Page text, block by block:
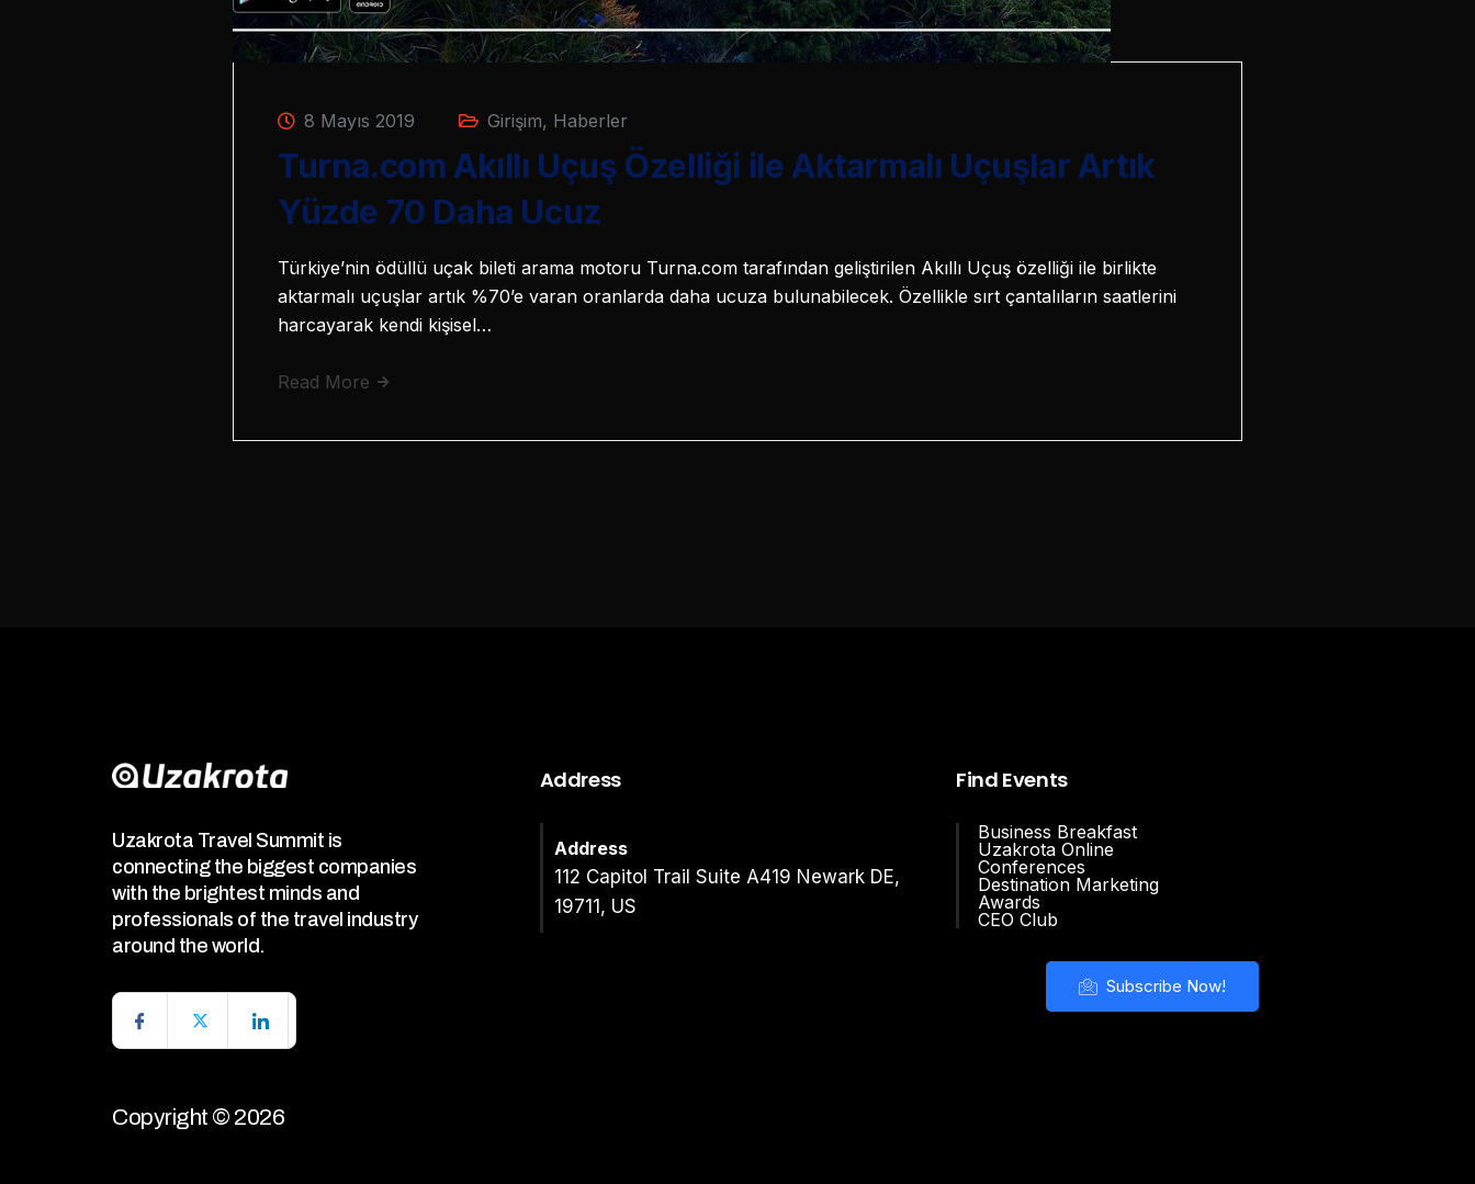
8 Mayıs 2019 Girişim, Haberler
Turna.com Akıllı Uçuş Özelliği ile Aktarmalı Uçuşlar Artık
Yüzde 70 Daha Ucuz
Türkiye’nin ödüllü uçak bileti arama motoru Turna.com tarafından geliştirilen Akıllı Uçuş özelliği ile birlikte
aktarmalı uçuşlar artık %70’e varan oranlarda daha ucuza bulunabilecek. Özellikle sırt çantalıların saatlerini
harcayarak kendi kişisel…
Read More
Uzakrota Travel Summit is
connecting the biggest companies
with the brightest minds and
professionals of the travel industry
around the world.
Copyright © 2026
Address
Address
112 Capitol Trail Suite A419 Newark DE,
19711, US
Find Events
Business Breakfast
Uzakrota Online
Conferences
Destination Marketing
Awards
CEO Club
Subscribe Now!